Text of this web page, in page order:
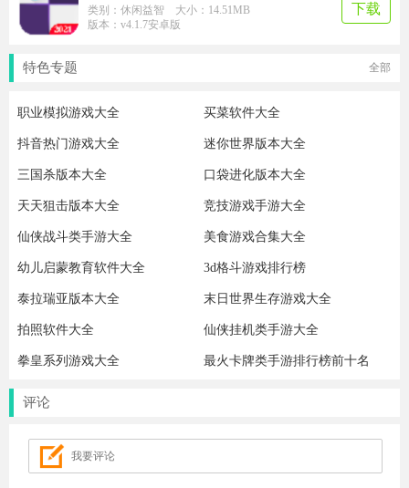
类别：休闲益智 大小：14.51MB
版本：v4.1.7安卓版
下载
特色专题 全部
职业模拟游戏大全 买菜软件大全
抖音热门游戏大全 迷你世界版本大全
三国杀版本大全 口袋进化版本大全
天天狙击版本大全 竞技游戏手游大全
仙侠战斗类手游大全 美食游戏合集大全
幼儿启蒙教育软件大全 3d格斗游戏排行榜
泰拉瑞亚版本大全 末日世界生存游戏大全
拍照软件大全 仙侠挂机类手游大全
拳皇系列游戏大全 最火卡牌类手游排行榜前十名
评论